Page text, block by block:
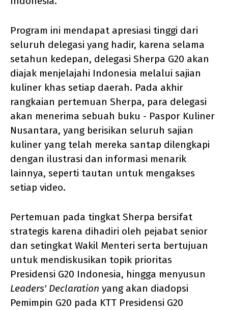
Program ini mendapat apresiasi tinggi dari
seluruh delegasi yang hadir, karena selama
setahun kedepan, delegasi Sherpa G20 akan
diajak menjelajahi Indonesia melalui sajian
kuliner khas setiap daerah. Pada akhir
rangkaian pertemuan Sherpa, para delegasi
akan menerima sebuah buku - Paspor Kuliner
Nusantara, yang berisikan seluruh sajian
kuliner yang telah mereka santap dilengkapi
dengan ilustrasi dan informasi menarik
lainnya, seperti tautan untuk mengakses
setiap video.
Pertemuan pada tingkat Sherpa bersifat
strategis karena dihadiri oleh pejabat senior
dan setingkat Wakil Menteri serta bertujuan
untuk mendiskusikan topik prioritas
Presidensi G20 Indonesia, hingga menyusun
Leaders' Declaration yang akan diadopsi
Pemimpin G20 pada KTT Presidensi G20